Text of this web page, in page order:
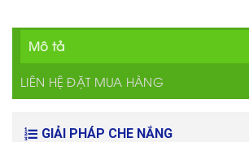
Mô tả
LIÊN HỆ ĐẶT MUA HÀNG
GIẢI PHÁP CHE NẮNG